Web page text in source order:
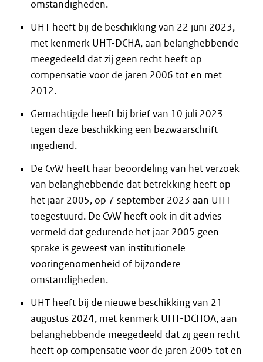
omstandigheden.
UHT heeft bij de beschikking van 22 juni 2023,
met kenmerk UHT-DCHA, aan belanghebbende
meegedeeld dat zij geen recht heeft op
compensatie voor de jaren 2006 tot en met
2012.
Gemachtigde heeft bij brief van 10 juli 2023
tegen deze beschikking een bezwaarschrift
ingediend.
De CvW heeft haar beoordeling van het verzoek
van belanghebbende dat betrekking heeft op
het jaar 2005, op 7 september 2023 aan UHT
toegestuurd. De CvW heeft ook in dit advies
vermeld dat gedurende het jaar 2005 geen
sprake is geweest van institutionele
vooringenomenheid of bijzondere
omstandigheden.
UHT heeft bij de nieuwe beschikking van 21
augustus 2024, met kenmerk UHT-DCHOA, aan
belanghebbende meegedeeld dat zij geen recht
heeft op compensatie voor de jaren 2005 tot en